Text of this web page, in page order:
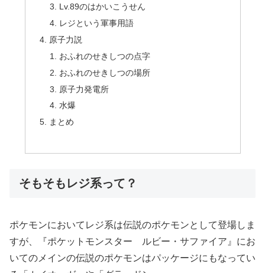
Lv.89のはかいこうせん
レジという軍事用語
原子力説
おふれのせきしつの点字
おふれのせきしつの場所
原子力発電所
水爆
まとめ
そもそもレジ系って？
ポケモンにおいてレジ系は伝説のポケモンとして登場しま
すが、『ポケットモンスター ルビー・サファイア』にお
いてのメインの伝説のポケモンはパッケージにもなってい